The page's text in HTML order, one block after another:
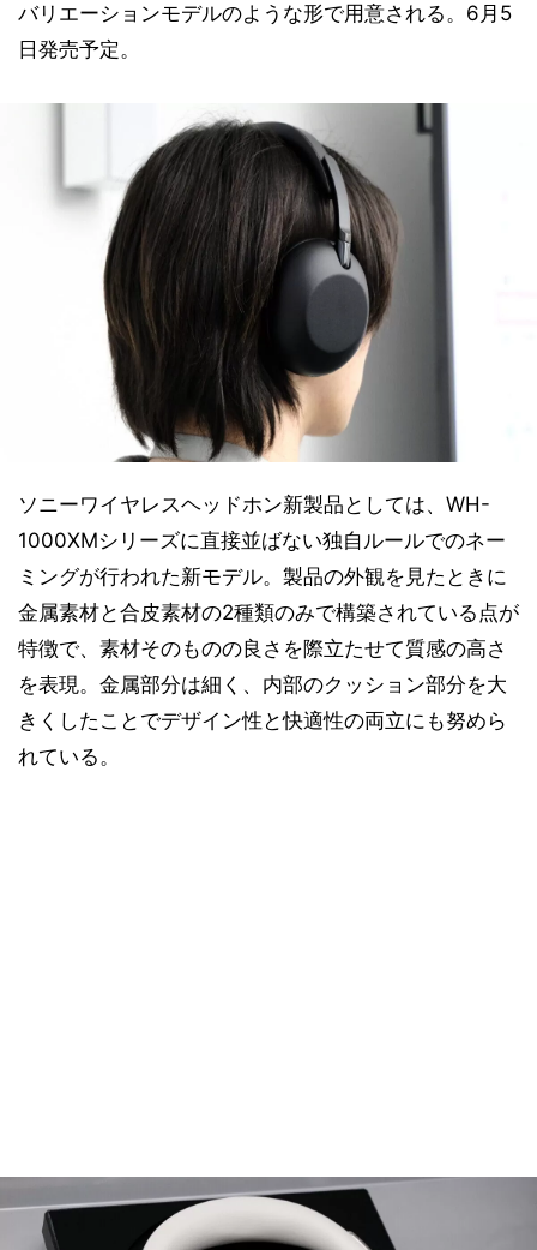
バリエーションモデルのような形で用意される。6月5
日発売予定。
ソニーワイヤレスヘッドホン新製品としては、WH-
1000XMシリーズに直接並ばない独自ルールでのネー
ミングが行われた新モデル。製品の外観を見たときに
金属素材と合皮素材の2種類のみで構築されている点が
特徴で、素材そのものの良さを際立たせて質感の高さ
を表現。金属部分は細く、内部のクッション部分を大
きくしたことでデザイン性と快適性の両立にも努めら
れている。